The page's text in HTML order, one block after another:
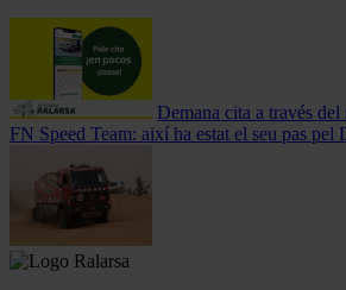
Demana cita a través
FN Speed Team: així ha estat el seu pas pel